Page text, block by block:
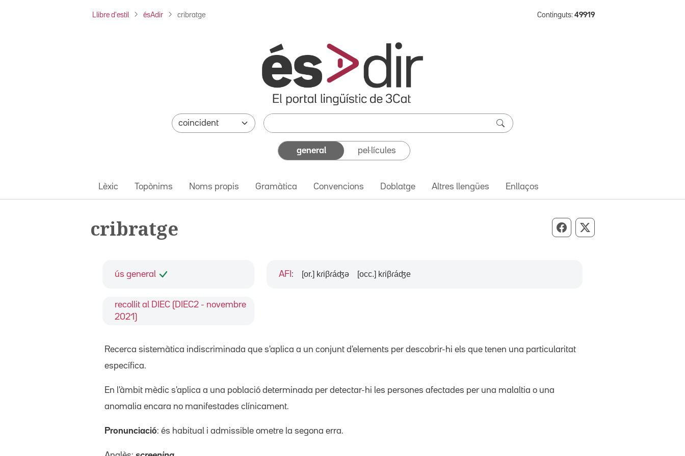
Llibre d'estil ésAdir cribratge Continguts: 49919
general pel·lícules
Lèxic Topònims Noms propis Gramàtica Convencions Doblatge Altres llengües Enllaços
cribratge Compartir per Facebook
Compartir per X
ús general
recollit al DIEC (DIEC2 - novembre
2021)
AFI : [or.] kɾiβɾáʤə [occ.] kɾiβɾáʤe
Recerca sistemàtica indiscriminada que s'aplica a un conjunt d'elements per descobrir-hi els que tenen una particularitat
específica.
En l'àmbit mèdic s'aplica a una població determinada per detectar-hi les persones afectades per una malaltia o una
anomalia encara no manifestades clínicament.
Pronunciació: és habitual i admissible ometre la segona erra.